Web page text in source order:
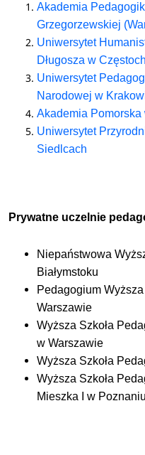
Akademia
Grzegorzewskiej
Uniwersytet
Długosza w
Uniwersytet
Narodowej w
Akademia Pomorska
Uniwersytet
Siedlcach
Prywatne uczelnie
Niepaństwowa
Białymstoku
Pedagogium
Warszawie
Wyższa Szkoła
w Warszawie
Wyższa Szkoła
Wyższa Szkoła
Mieszka I w Poznaniu